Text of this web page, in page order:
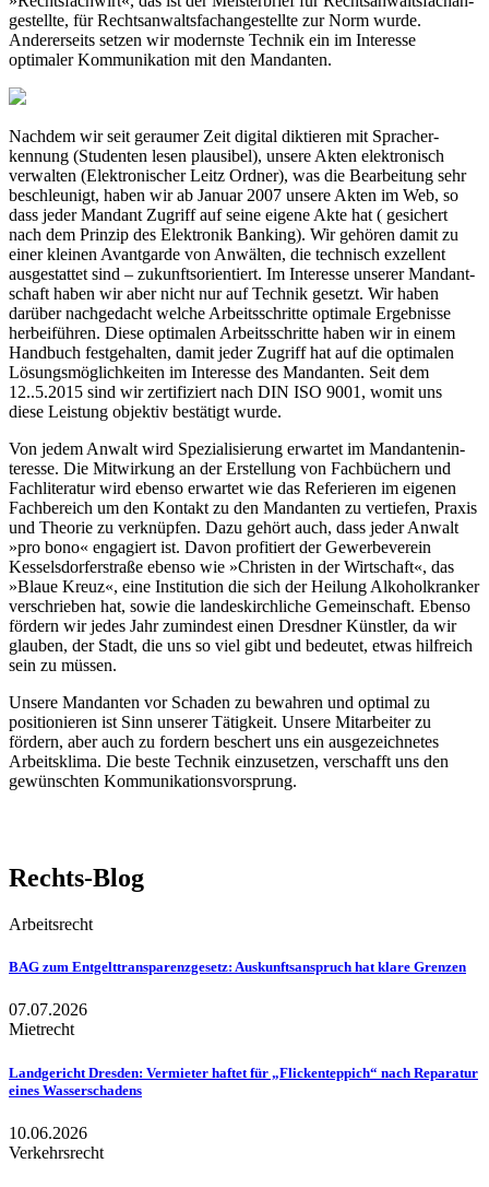
ge­stellte, für Rechts­an­walts­fach­an­ge­stellte zur Norm wurde.
Andererseits setzen wir modernste Technik ein im Interesse
optimaler Kommuni­kation mit den Mandanten.
Nachdem wir seit geraumer Zeit digital diktieren mit Sprach­er­
kennung (Studenten lesen plausibel), unsere Akten elektronisch
verwalten (Elektro­nischer Leitz Ordner), was die Bearbeitung sehr
beschleunigt, haben wir ab Januar 2007 unsere Akten im Web, so
dass jeder Mandant Zugriff auf seine eigene Akte hat ( gesichert
nach dem Prinzip des Elektronik Banking). Wir gehören damit zu
einer kleinen Avantgarde von Anwälten, die technisch exzellent
ausgestattet sind – zukunfts­ori­entiert. Im Interesse unserer Mandant­
schaft haben wir aber nicht nur auf Technik gesetzt. Wir haben
darüber nachgedacht welche Arbeits­schritte optimale Ergebnisse
herbei­führen. Diese optimalen Arbeits­schritte haben wir in einem
Handbuch festge­halten, damit jeder Zugriff hat auf die optimalen
Lösungs­mög­lich­keiten im Interesse des Mandanten. Seit dem
12..5.2015 sind wir zertifiziert nach DIN ISO 9001, womit uns
diese Leistung objektiv bestätigt wurde.
Von jedem Anwalt wird Spezia­li­sierung erwartet im Mandan­ten­in­
teresse. Die Mitwirkung an der Erstellung von Fachbüchern und
Fachli­teratur wird ebenso erwartet wie das Referieren im eigenen
Fachbereich um den Kontakt zu den Mandanten zu vertiefen, Praxis
und Theorie zu verknüpfen. Dazu gehört auch, dass jeder Anwalt
»pro bono« engagiert ist. Davon profitiert der Gewerbe­verein
Kessels­dor­fer­straße ebenso wie »Christen in der Wirtschaft«, das
»Blaue Kreuz«, eine Institution die sich der Heilung Alkohol­kranker
verschrieben hat, sowie die landes­kirchliche Gemein­schaft. Ebenso
fördern wir jedes Jahr zumindest einen Dresdner Künstler, da wir
glauben, der Stadt, die uns so viel gibt und bedeutet, etwas hilfreich
sein zu müssen.
Unsere Mandanten vor Schaden zu bewahren und optimal zu
positio­nieren ist Sinn unserer Tätigkeit. Unsere Mitarbeiter zu
fördern, aber auch zu fordern beschert uns ein ausgezeichnetes
Arbeitsklima. Die beste Technik einzusetzen, verschafft uns den
gewünschten Kommuni­ka­ti­ons­vor­sprung.
Rechts-Blog
Arbeitsrecht
BAG zum Entgelt­trans­pa­renz­gesetz: Auskunfts­an­spruch hat klare Grenzen
07.07.2026
Mietrecht
Landgericht Dresden: Vermieter haftet für „Flicken­teppich“ nach Reparatur
eines Wasser­schadens
10.06.2026
Verkehrsrecht